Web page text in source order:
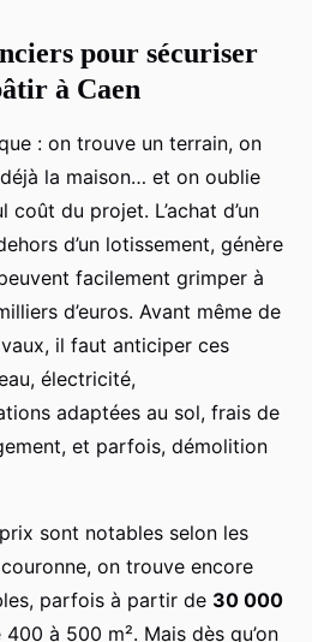
pour sécuriser
à Caen
: on trouve un terrain, on
la maison… et on oublie
coût du projet. L’achat d’un
d’un lotissement, génère
facilement grimper à
d’euros. Avant même de
il faut anticiper ces
électricité,
adaptées au sol, frais de
et parfois, démolition
sont notables selon les
on trouve encore
parfois à partir de 30 000
à 500 m². Mais dès qu’on